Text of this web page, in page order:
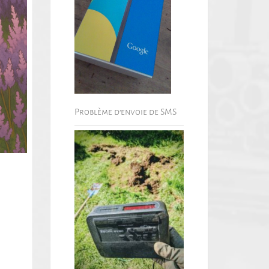
Problème d’envoie de SMS